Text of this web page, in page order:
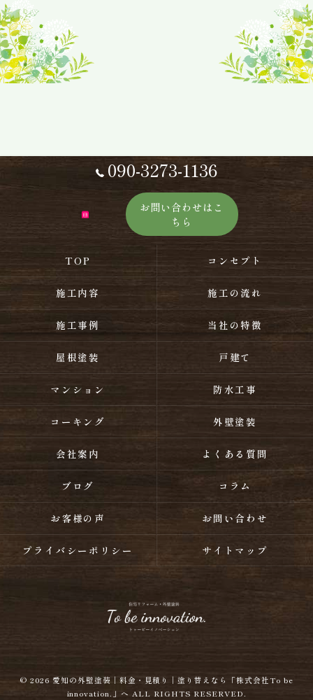
090-3273-1136
お問い合わせはこ
ちら
TOP コンセプト
施工内容 施工の流れ
施工事例 当社の特徴
屋根塗装 戸建て
マンション 防水工事
コーキング 外壁塗装
会社案内 よくある質問
ブログ コラム
お客様の声 お問い合わせ
プライバシーポリシー サイトマップ
© 2026 愛知の外壁塗装｜料金・見積り｜塗り替えなら「株式会社To be
innovation.」へ ALL RIGHTS RESERVED.